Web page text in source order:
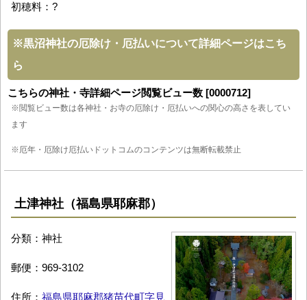
初穂料：?
※黒沼神社の厄除け・厄払いについて詳細ページはこち
ら
こちらの神社・寺詳細ページ閲覧ビュー数 [0000712]
※閲覧ビュー数は各神社・お寺の厄除け・厄払いへの関心の高さを表してい
ます
※厄年・厄除け厄払いドットコムのコンテンツは無断転載禁止
土津神社（福島県耶麻郡）
分類：神社
郵便：969-3102
住所： 福島県耶麻郡猪苗代町字見